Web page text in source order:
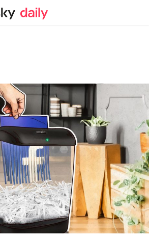
Blog oficial da Kaspersky